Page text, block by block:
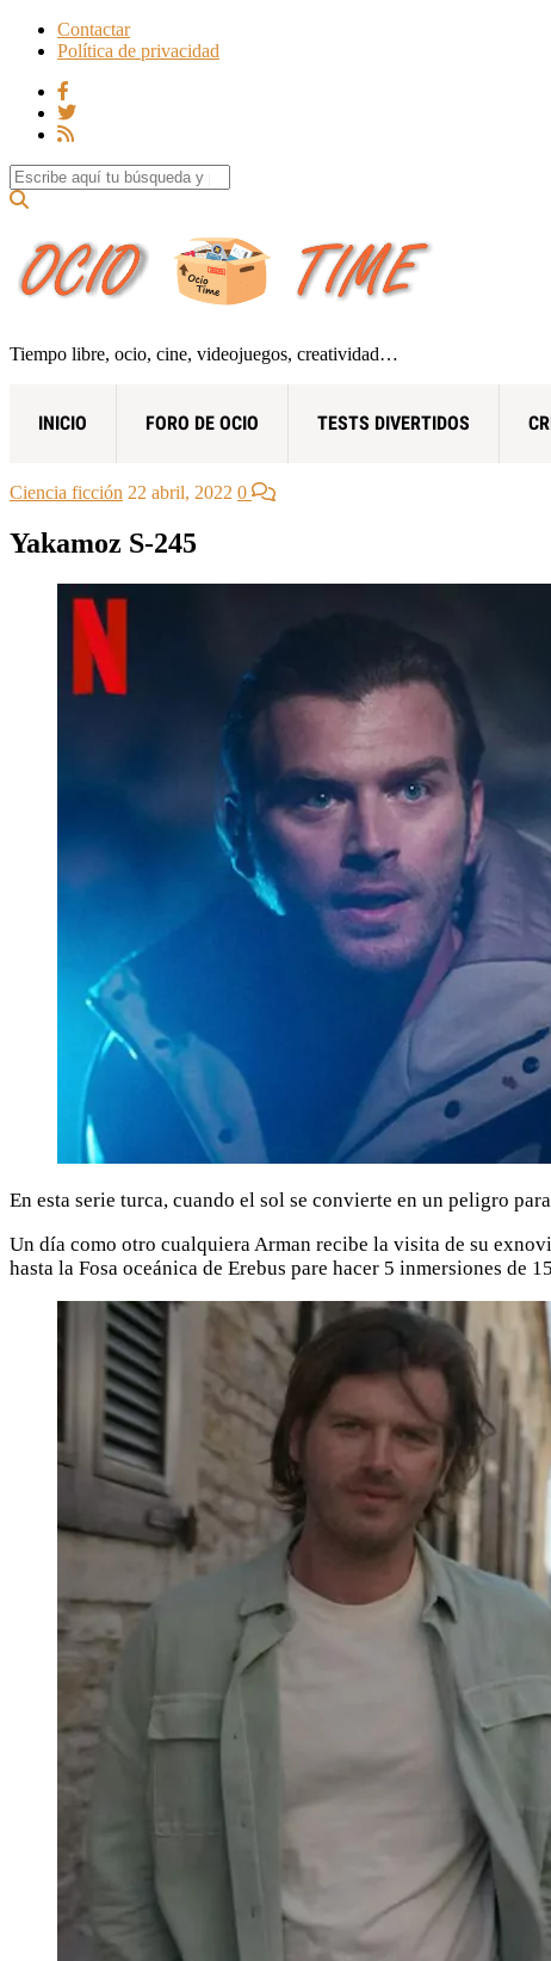
Contactar
Política de privacidad
Search for:
Tiempo libre, ocio, cine, videojuegos, creatividad…
INICIO FORO DE OCIO TESTS DIVERTIDOS
Ciencia ficción 22 abril, 2022 0
Yakamoz S-245
En esta serie turca, cuando el sol se convierte en un peligro
Un día como otro cualquiera Arman recibe la visita de su
hasta la Fosa oceánica de Erebus pare hacer 5 inmersiones de